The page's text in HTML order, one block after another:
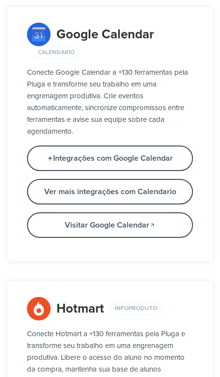
Google Calendar
CALENDARIO
Conecte Google Calendar a +130 ferramentas pela
Pluga e transforme seu trabalho em uma
engrenagem produtiva. Crie eventos
automaticamente, sincronize compromissos entre
ferramentas e avise sua equipe sobre cada
agendamento.
Integrações com Google Calendar
Ver mais integrações com Calendario
Visitar Google Calendar
Hotmart INFOPRODUTO
Conecte Hotmart a +130 ferramentas pela Pluga e
transforme seu trabalho em uma engrenagem
produtiva. Libere o acesso do aluno no momento
da compra, mantenha sua base de alunos